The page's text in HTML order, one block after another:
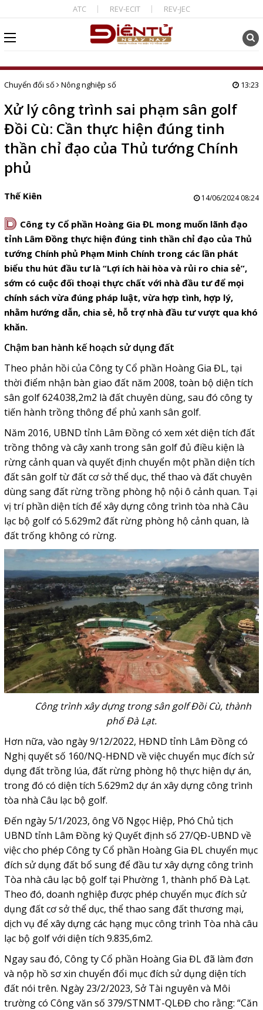
ATC REV-ECIT REV-JEC
Chuyển đổi số Nông nghiệp số 13:23
Xử lý công trình sai phạm sân golf
Đồi Cù: Cần thực hiện đúng tinh
thần chỉ đạo của Thủ tướng Chính
phủ
Thế Kiên 14/06/2024 08:24
D Công ty Cổ phần Hoàng Gia ĐL mong muốn lãnh đạo
tỉnh Lâm Đồng thực hiện đúng tinh thần chỉ đạo của Thủ
tướng Chính phủ Phạm Minh Chính trong các lần phát
biểu thu hút đầu tư là “Lợi ích hài hòa và rủi ro chia sẻ”,
sớm có cuộc đối thoại thực chất với nhà đầu tư để mọi
chính sách vừa đúng pháp luật, vừa hợp tình, hợp lý,
nhằm hướng dẫn, chia sẻ, hỗ trợ nhà đầu tư vượt qua khó
khăn.
Chậm ban hành kế hoạch sử dụng đất
Theo phản hồi của Công ty Cổ phần Hoàng Gia ĐL, tại
thời điểm nhận bàn giao đất năm 2008, toàn bộ diện tích
sân golf 624.038,2m2 là đất chuyên dùng, sau đó công ty
tiến hành trồng thông để phủ xanh sân golf.
Năm 2016, UBND tỉnh Lâm Đồng có xem xét diện tích đất
trồng thông và cây xanh trong sân golf đủ điều kiện là
rừng cảnh quan và quyết định chuyển một phần diện tích
đất sân golf từ đất cơ sở thể dục, thể thao và đất chuyên
dùng sang đất rừng trồng phòng hộ nội ô cảnh quan. Tại
vị trí phần diện tích để xây dựng công trình tòa nhà Câu
lạc bộ golf có 5.629m2 đất rừng phòng hộ cảnh quan, là
đất trống không có rừng.
Công trình xây dựng trong sân golf Đồi Cù, thành
phố Đà Lạt.
Hơn nữa, vào ngày 9/12/2022, HĐND tỉnh Lâm Đồng có
Nghị quyết số 160/NQ-HĐND về việc chuyển mục đích sử
dụng đất trồng lúa, đất rừng phòng hộ thực hiện dự án,
trong đó có diện tích 5.629m2 dự án xây dựng công trình
tòa nhà Câu lạc bộ golf.
Đến ngày 5/1/2023, ông Võ Ngọc Hiệp, Phó Chủ tịch
UBND tỉnh Lâm Đồng ký Quyết định số 27/QĐ-UBND về
việc cho phép Công ty Cổ phần Hoàng Gia ĐL chuyển mục
đích sử dụng đất bổ sung để đầu tư xây dựng công trình
Tòa nhà câu lạc bộ golf tại Phường 1, thành phố Đà Lạt.
Theo đó, doanh nghiệp được phép chuyển mục đích sử
dụng đất cơ sở thể dục, thể thao sang đất thương mại,
dịch vụ để xây dựng các hạng mục công trình Tòa nhà câu
lạc bộ golf với diện tích 9.835,6m2.
Ngay sau đó, Công ty Cổ phần Hoàng Gia ĐL đã làm đơn
và nộp hồ sơ xin chuyển đổi mục đích sử dụng diện tích
đất nói trên. Ngày 23/2/2023, Sở Tài nguyên và Môi
trường có Công văn số 379/STNMT-QLĐĐ cho rằng: “Căn